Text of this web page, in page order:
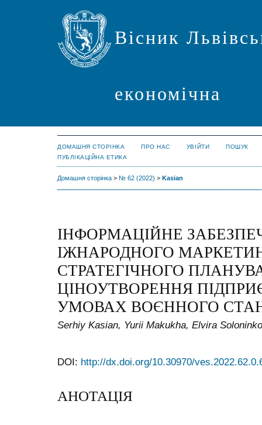
Вісник
економічна
ДОМАШНЯ СТОРІНКА ПРО НАС УВІЙТИ
ПОШУК
ПУБЛІКАЦІЙНА ЕТИКА
Домашня сторінка > № 62 (2022) > Kasian
ІНФОРМАЦІЙНЕ
ІЖНАРОДНОГО
СТРАТЕГІЧНОГО
ЦІНОУТВОРЕННЯ
УМОВАХ ВОЄННОГО
Serhiy Kasian, Yurii Makukha, Elvira Soloninko
DOI: http://dx.doi.org/10.30970/
АНОТАЦІЯ